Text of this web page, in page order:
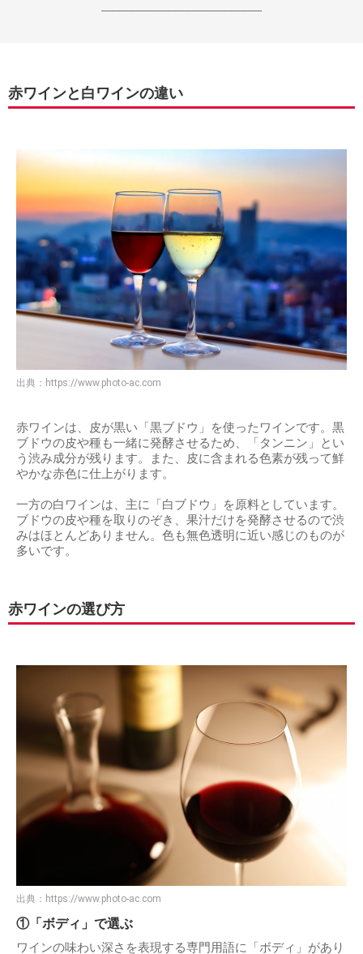
------------------------------------------------------------------
赤ワインと白ワインの違い
出典： https://www.photo-ac.com
赤ワインは、皮が黒い「黒ブドウ」を使ったワインです。黒
ブドウの皮や種も一緒に発酵させるため、「タンニン」とい
う渋み成分が残ります。また、皮に含まれる色素が残って鮮
やかな赤色に仕上がります。
一方の白ワインは、主に「白ブドウ」を原料としています。
ブドウの皮や種を取りのぞき、果汁だけを発酵させるので渋
みはほとんどありません。色も無色透明に近い感じのものが
多いです。
赤ワインの選び方
出典： https://www.photo-ac.com
①「ボディ」で選ぶ
ワインの味わい深さを表現する専門用語に「ボディ」があり